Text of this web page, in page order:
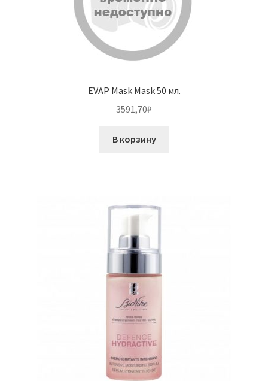
EVAP Mask Mask 50 мл.
3591,70₽
В корзину